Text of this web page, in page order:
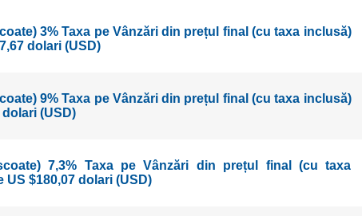
3% Taxa pe Vânzări din prețul final (cu taxa inclusă)
dolari (USD)
9% Taxa pe Vânzări din prețul final (cu taxa inclusă)
(USD)
7,3% Taxa pe Vânzări din prețul final (cu taxa
US $180,07 dolari (USD)